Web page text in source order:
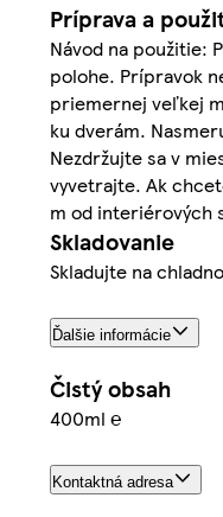
Príprava a
Návod na použitie:
polohe. Prípravok
priemernej veľkej
ku dverám.
Nezdržujte sa v
vyvetrajte. Ak
m od interiérových
Skladovanie
Skladujte na
Ďalšie informácie
Čistý obsah
400ml ℮
Kontaktná adresa